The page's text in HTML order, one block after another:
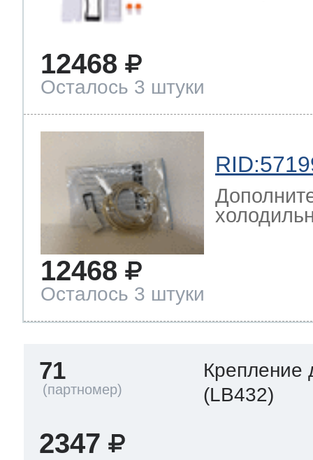
12468
Осталось 3 штуки
12468
Осталось 3 штуки
71
Крепление
(LB432)
2347